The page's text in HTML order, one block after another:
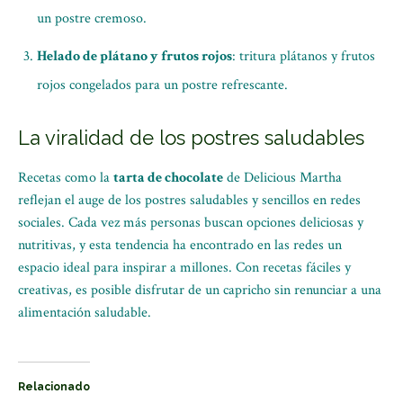
un postre cremoso.
Helado de plátano y frutos rojos: tritura plátanos y frutos
rojos congelados para un postre refrescante.
La viralidad de los postres saludables
Recetas como latarta de chocolatede Delicious Martha
reflejan el auge de los postres saludables y sencillos en redes
sociales. Cada vez más personas buscan opciones deliciosas y
nutritivas, y esta tendencia ha encontrado en las redes un
espacio ideal para inspirar a millones. Con recetas fáciles y
creativas, es posible disfrutar de un capricho sin renunciar a una
alimentación saludable.
Relacionado